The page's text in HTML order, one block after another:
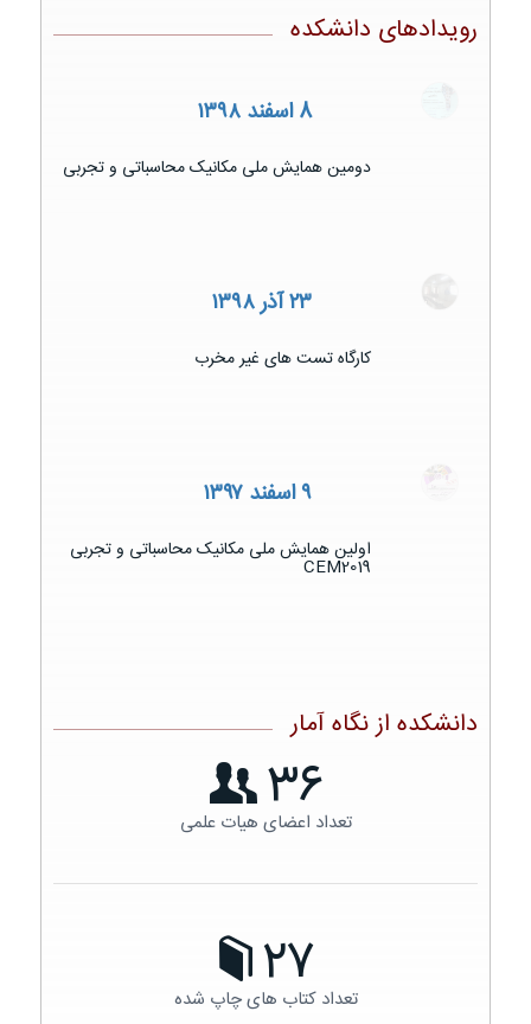
رویدادهای دانشکده
8 اسفند ۱۳۹۸
دومین همایش ملی مکانیک محاسباتی و تجربی
۲۳ آذر ۱۳۹۸
کارگاه تست های غیر مخرب
۹ اسفند ۱۳۹۷
اولین همایش ملی مکانیک محاسباتی و تجربی
CEM2019
دانشکده از نگاه آمار
36
تعداد اعضای هیات علمی
27
تعداد کتاب های چاپ شده